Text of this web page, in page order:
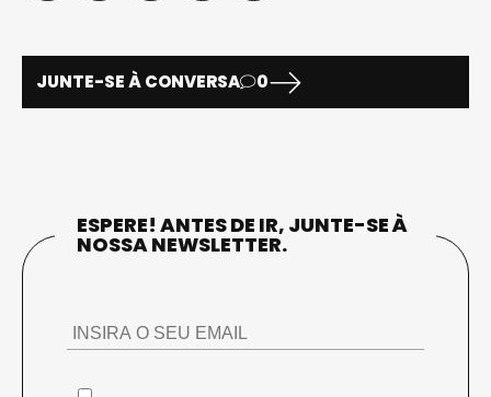
JUNTE-SE À CONVERSA 0
ESPERE! ANTES DE IR, JUNTE-SE À
NOSSA NEWSLETTER.